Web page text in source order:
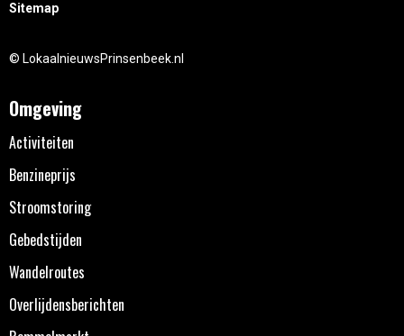
Sitemap
© LokaalnieuwsPrinsenbeek.nl
Omgeving
Activiteiten
Benzineprijs
Stroomstoring
Gebedstijden
Wandelroutes
Overlijdensberichten